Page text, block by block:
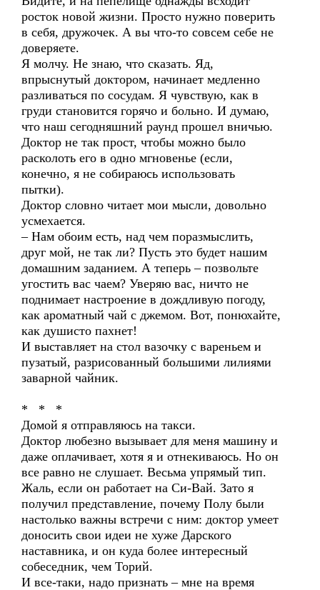
росток новой жизни. Просто нужно поверить
в себя, дружочек. А вы что-то совсем себе не
доверяете.
Я молчу. Не знаю, что сказать. Яд,
впрыснутый доктором, начинает медленно
разливаться по сосудам. Я чувствую, как в
груди становится горячо и больно. И думаю,
что наш сегодняшний раунд прошел вничью.
Доктор не так прост, чтобы можно было
расколоть его в одно мгновенье (если,
конечно, я не собираюсь использовать
пытки).
Доктор словно читает мои мысли, довольно
усмехается.
– Нам обоим есть, над чем поразмыслить,
друг мой, не так ли? Пусть это будет нашим
домашним заданием. А теперь – позвольте
угостить вас чаем? Уверяю вас, ничто не
поднимает настроение в дождливую погоду,
как ароматный чай с джемом. Вот, понюхайте,
как душисто пахнет!
И выставляет на стол вазочку с вареньем и
пузатый, разрисованный большими лилиями
заварной чайник.
* * *
Домой я отправляюсь на такси.
Доктор любезно вызывает для меня машину и
даже оплачивает, хотя я и отнекиваюсь. Но он
все равно не слушает. Весьма упрямый тип.
Жаль, если он работает на Си-Вай. Зато я
получил представление, почему Полу были
настолько важны встречи с ним: доктор умеет
доносить свои идеи не хуже Дарского
наставника, и он куда более интересный
собеседник, чем Торий.
И все-таки, надо признать – мне на время